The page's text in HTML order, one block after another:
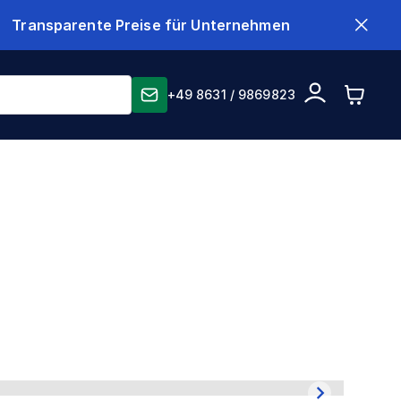
Transparente Preise für Unternehmen
+49 8631 / 9869823